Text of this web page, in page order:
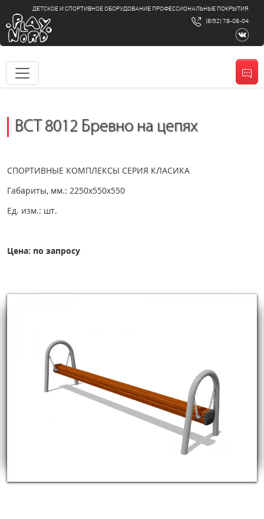
ДЕТСКОЕ И СПОРТИВНОЕ ОБОРУДОВАНИЕ ПРОФЕССИОНАЛЬНЫЕ ПОКРЫТИЯ
(8152) 78-08-04
ВСТ 8012 Бревно на цепях
СПОРТИВНЫЕ КОМПЛЕКСЫ СЕРИЯ КЛАСИКА
Габариты, мм.: 2250x550x550
Ед. изм.: шт.
Цена: по запросу